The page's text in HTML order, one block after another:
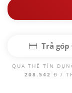
Trả góp
QUA THẺ TÍN
208.542 Đ /